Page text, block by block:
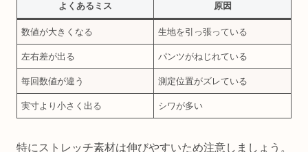
よくあるミス 原因
数値が大きくなる 生地を引っ張っている
左右差が出る パンツがねじれている
毎回数値が違う 測定位置がズレている
実寸より小さく出る シワが多い
特にストレッチ素材は伸びやすいため注意しましょう。